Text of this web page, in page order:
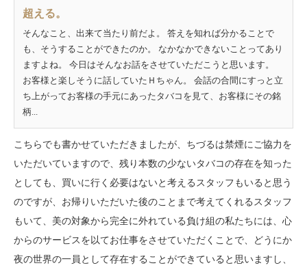
超える。
そんなこと、出来て当たり前だよ。 答えを知れば分かることで
も、そうすることができたのか。 なかなかできないことってあり
ますよね。 今日はそんなお話をさせていただこうと思います。
お客様と楽しそうに話していたＨちゃん。 会話の合間にすっと立
ち上がってお客様の手元にあったタバコを見て、お客様にその銘
柄...
こちらでも書かせていただきましたが、ちづるは禁煙にご協力を
いただいていますので、残り本数の少ないタバコの存在を知った
としても、買いに行く必要はないと考えるスタッフもいると思う
のですが、お帰りいただいた後のことまで考えてくれるスタッフ
もいて、美の対象から完全に外れている負け組の私たちには、心
からのサービスを以てお仕事をさせていただくことで、どうにか
夜の世界の一員として存在することができていると思いますし、